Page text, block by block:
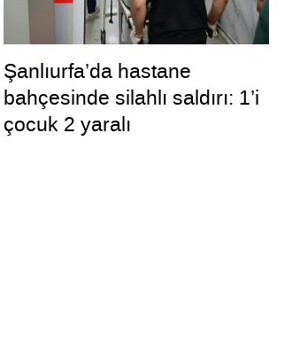
Şanlıurfa’da hastane
bahçesinde silahlı saldırı: 1’i
çocuk 2 yaralı